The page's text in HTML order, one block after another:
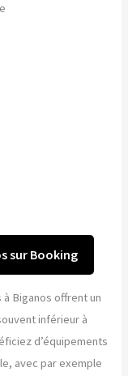
sur Booking
Biganos offrent un
inférieur à
d’équipements
avec par exemple